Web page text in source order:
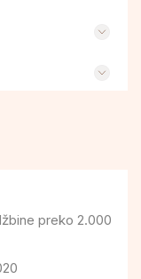
preko 2.000